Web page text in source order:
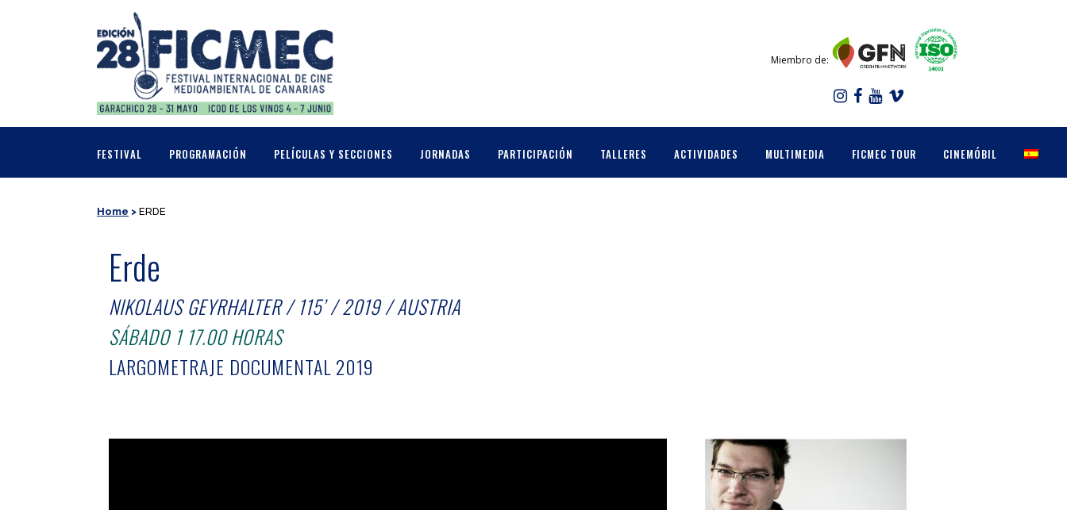
Miembro de:
FESTIVAL PROGRAMACIÓN PELÍCULAS Y SECCIONES JORNADAS PARTICIPACIÓN TALLERES ACTIVIDADES MULTIMEDIA FICMEC TOUR CINEMÓBIL
Home > ERDE
Erde
NIKOLAUS GEYRHALTER / 115’ / 2019 / AUSTRIA
SÁBADO 1 17.00 HORAS
LARGOMETRAJE DOCUMENTAL 2019